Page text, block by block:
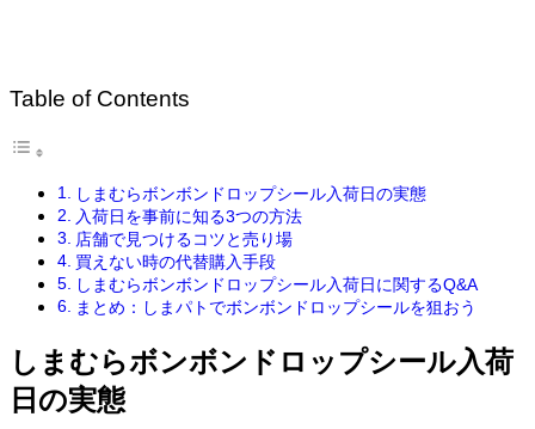
Table of Contents
しまむらボンボンドロップシール入荷日の実態
入荷日を事前に知る3つの方法
店舗で見つけるコツと売り場
買えない時の代替購入手段
しまむらボンボンドロップシール入荷日に関するQ&A
まとめ：しまパトでボンボンドロップシールを狙おう
しまむらボンボンドロップシール入荷
日の実態